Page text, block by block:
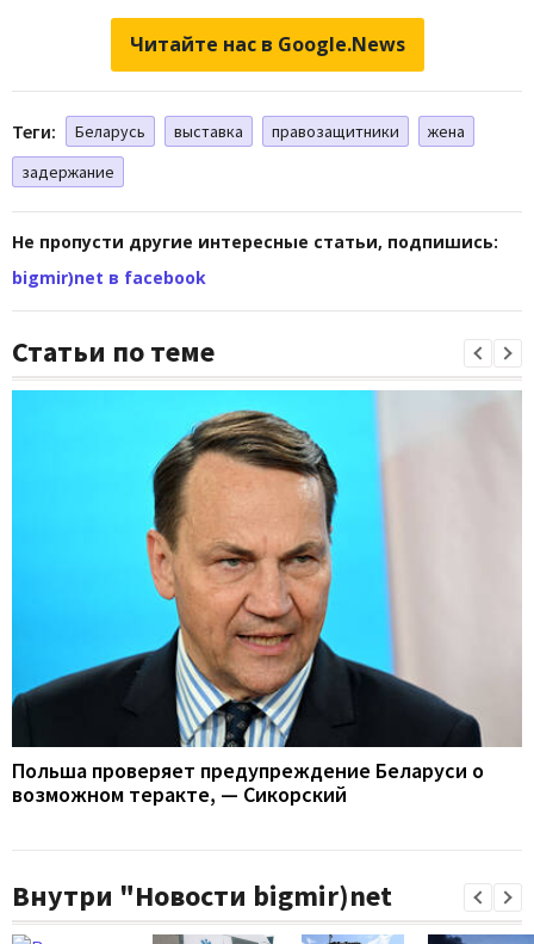
Читайте нас в Google.News
Теги: Беларусь выставка правозащитники
жена
задержание
Не пропусти другие интересные статьи, подпишись:
bigmir)net в facebook
Статьи по теме
Польша проверяет предупреждение Беларуси о
возможном теракте, — Сикорский
Внутри "Новости bigmir)net